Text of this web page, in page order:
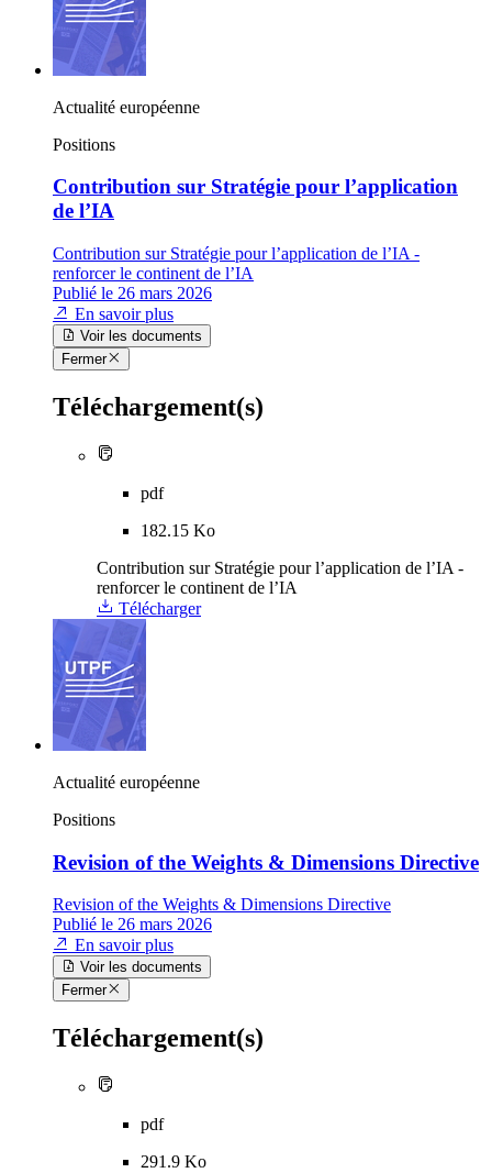
Actualité européenne
Positions
Contribution sur Stratégie pour l’application
de l’IA
Contribution sur Stratégie pour l’application de l’IA -
renforcer le continent de l’IA
Publié le 26 mars 2026
En savoir plus
Voir les documents
Fermer
Téléchargement(s)
pdf
182.15 Ko
Contribution sur Stratégie pour l’application de l’IA -
renforcer le continent de l’IA
Télécharger
Actualité européenne
Positions
Revision of the Weights & Dimensions Directive
Revision of the Weights & Dimensions Directive
Publié le 26 mars 2026
En savoir plus
Voir les documents
Fermer
Téléchargement(s)
pdf
291.9 Ko